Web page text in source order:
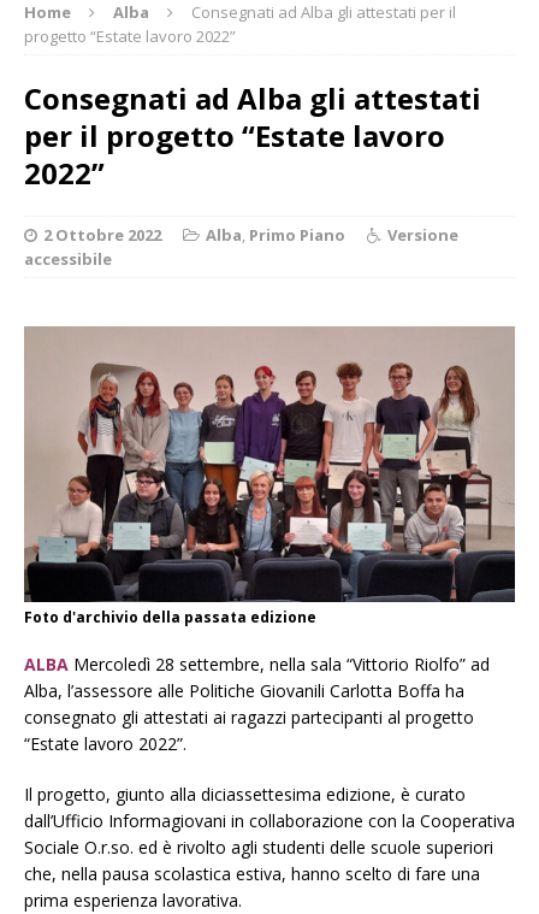
Home Alba
Consegnati ad Alba gli attestati per il
progetto “Estate lavoro 2022”
Consegnati ad Alba gli attestati
per il progetto “Estate lavoro
2022”
2 Ottobre 2022 Alba, Primo Piano
Versione
accessibile
Foto d'archivio della passata edizione
ALBA Mercoledì 28 settembre, nella sala “Vittorio Riolfo” ad
Alba, l’assessore alle Politiche Giovanili Carlotta Boffa ha
consegnato gli attestati ai ragazzi partecipanti al progetto
“Estate lavoro 2022”.
Il progetto, giunto alla diciassettesima edizione, è curato
dall’Ufficio Informagiovani in collaborazione con la Cooperativa
Sociale O.r.so. ed è rivolto agli studenti delle scuole superiori
che, nella pausa scolastica estiva, hanno scelto di fare una
prima esperienza lavorativa.